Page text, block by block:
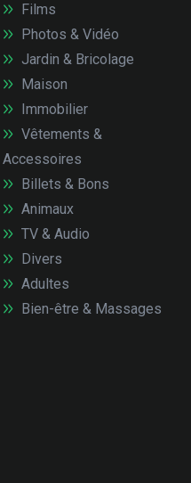
Films
Photos & Vidéo
Jardin & Bricolage
Maison
Immobilier
Vêtements &
Accessoires
Billets & Bons
Animaux
TV & Audio
Divers
Adultes
Bien-être & Massages